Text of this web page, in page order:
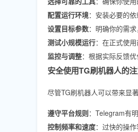
配置运行环境：安装必要的
设置目标参数：明确你的需
测试小规模运行：在正式使
监控与调整：根据实际反馈
安全使用TG刷机器人的
尽管TG刷机器人可以带来显
遵守平台规则：Telegram有
控制频率和速度：过快的操